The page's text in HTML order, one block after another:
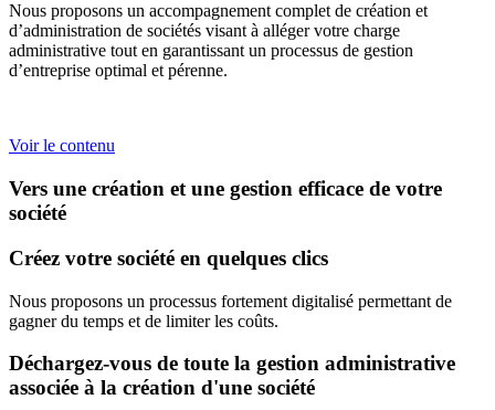
Nous proposons un accompagnement complet de création et
d’administration de sociétés visant à alléger votre charge
administrative tout en garantissant un processus de gestion
d’entreprise optimal et pérenne.
Voir le contenu
Vers une création et une gestion efficace de votre
société
Créez votre société en quelques clics
Nous proposons un processus fortement digitalisé permettant de
gagner du temps et de limiter les coûts.
Déchargez-vous de toute la gestion administrative
associée à la création d'une société